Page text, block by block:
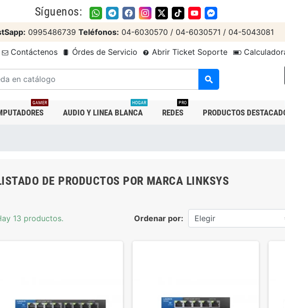
Síguenos:
0995486739 Teléfonos: 04-6030570 / 04-6030571 / 04-5043081
Contáctenos Órdes de Servicio Abrir Ticket Soporte
search
GAMER
AUDIO Y LINEA BLANCA
HOGAR
REDES
PRO
PRODUCTOS
DE PRODUCTOS POR MARCA LINKSYS
Ordenar por: Elegir
13 productos.